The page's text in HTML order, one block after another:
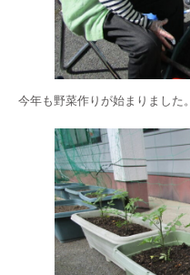
今年も野菜作りが始まりました。